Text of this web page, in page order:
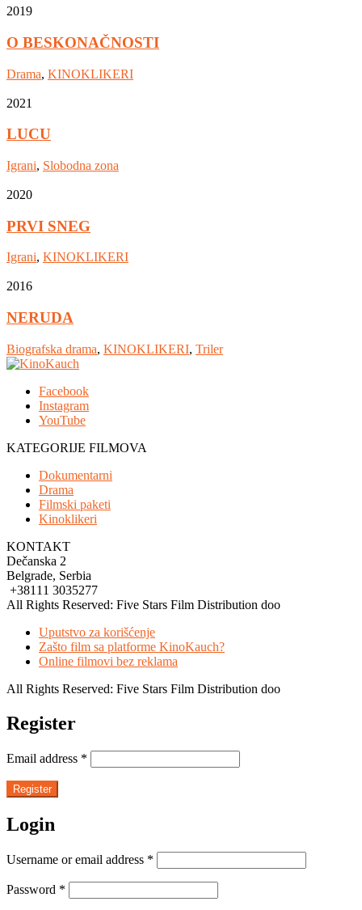
2019
O BESKONAČNOSTI
Drama, KINOKLIKERI
2021
LUCU
Igrani, Slobodna zona
2020
PRVI SNEG
Igrani, KINOKLIKERI
2016
NERUDA
Biografska drama, KINOKLIKERI, Triler
Facebook
Instagram
YouTube
KATEGORIJE FILMOVA
Dokumentarni
Drama
Filmski paketi
Kinoklikeri
KONTAKT
Dečanska 2
Belgrade, Serbia
+38111 3035277
All Rights Reserved: Five Stars Film Distribution doo
Uputstvo za korišćenje
Zašto film sa platforme KinoKauch?
Online filmovi bez reklama
All Rights Reserved: Five Stars Film Distribution doo
Register
Email address *
Register
Login
Username or email address *
Password *